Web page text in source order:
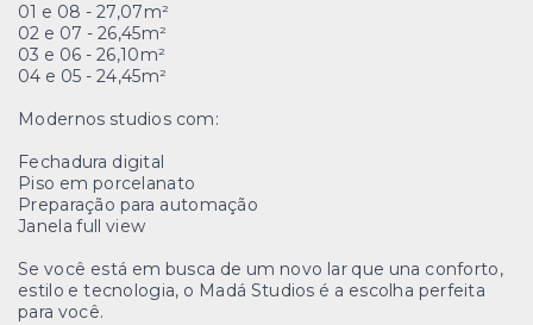
01 e 08 - 27,07m²
02 e 07 - 26,45m²
03 e 06 - 26,10m²
04 e 05 - 24,45m²
Modernos studios com:
Fechadura digital
Piso em porcelanato
Preparação para automação
Janela full view
Se você está em busca de um novo lar que una conforto,
estilo e tecnologia, o Madá Studios é a escolha perfeita
para você.